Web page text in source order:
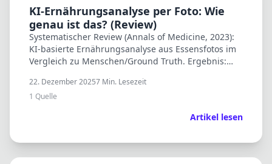
KI-Ernährungsanalyse per Foto: Wie
genau ist das? (Review)
Systematischer Review (Annals of Medicine, 2023):
KI-basierte Ernährungsanalyse aus Essensfotos im
Vergleich zu Menschen/Ground Truth. Ergebnis:
schwieriger bei komplexen Gerichten.
22. Dezember 20257 Min. Lesezeit
1 Quelle
Artikel lesen